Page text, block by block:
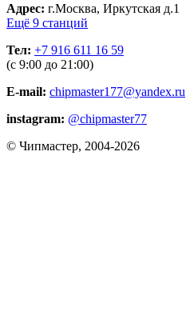
Адрес: г.Москва, Иркутская д.1
Ещё 9 станций
Тел: +7 916 611 16 59
(с 9:00 до 21:00)
E-mail: chipmaster177@yandex.ru
instagram: @chipmaster77
© Чипмастер, 2004-2026